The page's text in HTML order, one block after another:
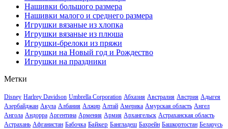
Нашивки большого размера
Нашивки малого и среднего размера
Игрушки вязаные из хлопка
Игрушки вязаные из плюша
Игрушки-брелоки из пряжи
Игрушки на Новый год и Рождество
Игрушки на праздники
Метки
Disney Harlrey Davidson Umbrella Corporation Абхазия Австралия Австрия Адыгея
Азербайджан Акула Албания Алжир Алтай Америка Амурская область Ангел
Ангола Андорра Аргентина Армения Армия Архангельск Астраханская область
Астрахань Афганистан Бабочка Байкер Бангладеш Бахрейн Башкортостан Беларусь